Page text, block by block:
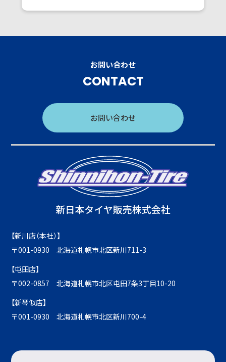
お問い合わせ
CONTACT
お問い合わせ
【新川店（本社）】
〒001-0930 北海道札幌市北区新川711-3
【屯田店】
〒002-0857 北海道札幌市北区屯田7条3丁目10-20
【新琴似店】
〒001-0930 北海道札幌市北区新川700-4